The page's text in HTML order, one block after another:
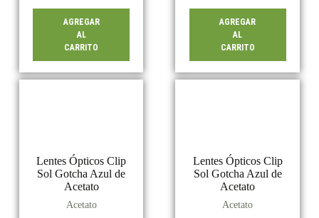
AGREGAR
AL
CARRITO
AGREGAR
AL
CARRITO
Lentes Ópticos Clip
Sol Gotcha Azul de
Acetato
Acetato
Lentes Ópticos Clip
Sol Gotcha Azul de
Acetato
Acetato